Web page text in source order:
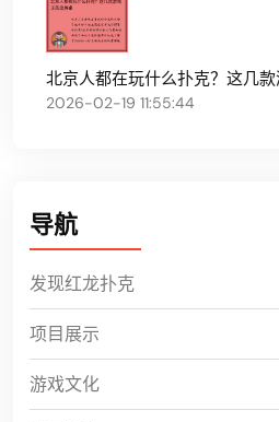
北京人都在玩什么扑克？这几
2026-02-19 11:55:44
导航
发现红龙扑克
项目展示
游戏文化